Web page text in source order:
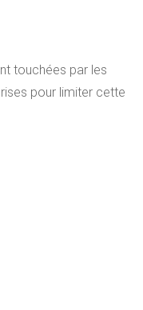
touchées par les
pour limiter cette